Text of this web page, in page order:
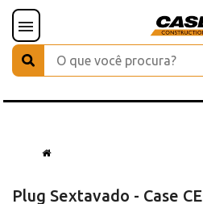
Plug Sextavado - Case CE